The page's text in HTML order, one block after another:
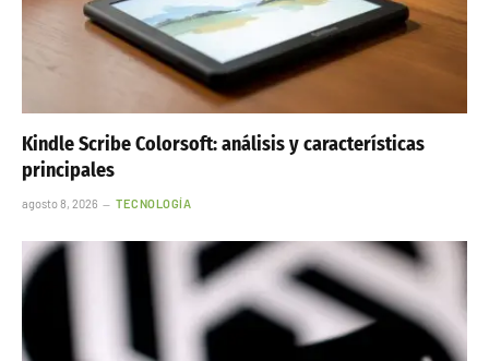
Kindle Scribe Colorsoft: análisis y características
principales
agosto 8, 2026 TECNOLOGÍA